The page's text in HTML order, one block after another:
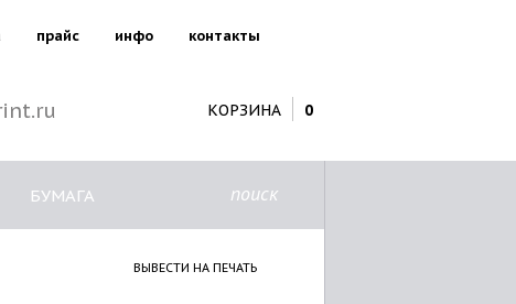
прайс инфо контакты
КОРЗИНА 0
поиск
БУМАГА
ВЫВЕСТИ НА ПЕЧАТЬ